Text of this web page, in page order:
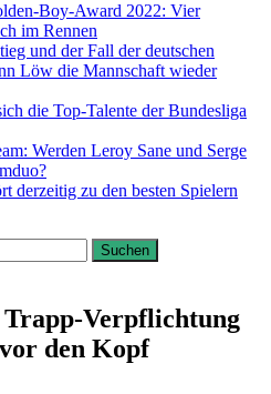
Boy-Award 2022: Vier
im Rennen
und der Fall der deutschen
Löw die Mannschaft wieder
die Top-Talente der Bundesliga
Werden Leroy Sane und Serge
derzeitig zu den besten Spielern
Verpflichtung
den Kopf